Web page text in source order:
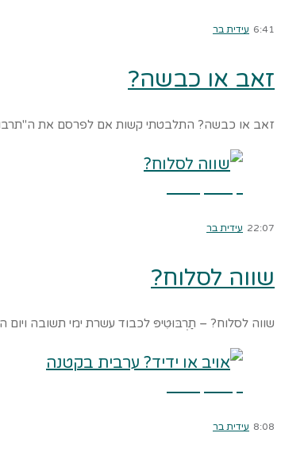
6:41 עידית בר
זאב או כבשה?
זאב או כבשה? התלבטתי קשות אם לפרסם את
22:07 עידית בר
שווה לסלוח?
שווה לסלוח? – תַרְבּוּטִיפּ לכבוד עשרת ימי תשובה ויום הכיפורים הממשמש
8:08 עידית בר